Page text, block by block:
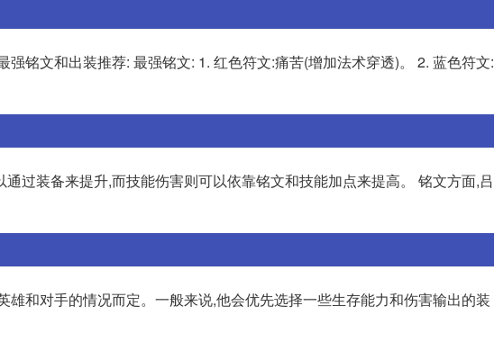
铭文和出装推荐: 最强铭文: 1. 红色符文:痛苦(增加法术穿透)。 2. 蓝色符文:
过装备来提升,而技能伤害则可以依靠铭文和技能加点来提高。 铭文方面,吕
和对手的情况而定。一般来说,他会优先选择一些生存能力和伤害输出的装